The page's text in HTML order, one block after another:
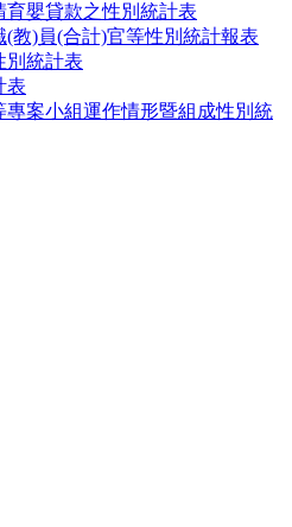
嬰貸款之性別統計表
教)員(合計)官等性別統計報表
別統計表
表
案小組運作情形暨組成性別統